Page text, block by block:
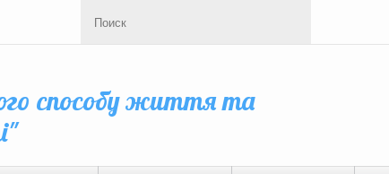
способу життя та